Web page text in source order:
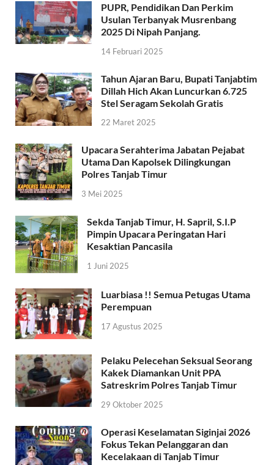
PUPR, Pendidikan Dan Perkim
Usulan Terbanyak Musrenbang
2025 Di Nipah Panjang.
14 Februari 2025
Tahun Ajaran Baru, Bupati Tanjabtim
Dillah Hich Akan Luncurkan 6.725
Stel Seragam Sekolah Gratis
22 Maret 2025
Upacara Serahterima Jabatan Pejabat
Utama Dan Kapolsek Dilingkungan
Polres Tanjab Timur
3 Mei 2025
Sekda Tanjab Timur, H. Sapril, S.I.P
Pimpin Upacara Peringatan Hari
Kesaktian Pancasila
1 Juni 2025
Luarbiasa !! Semua Petugas Utama
Perempuan
17 Agustus 2025
Pelaku Pelecehan Seksual Seorang
Kakek Diamankan Unit PPA
Satreskrim Polres Tanjab Timur
29 Oktober 2025
Operasi Keselamatan Siginjai 2026
Fokus Tekan Pelanggaran dan
Kecelakaan di Tanjab Timur